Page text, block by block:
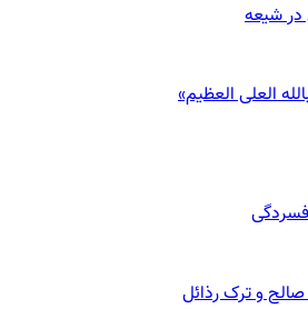
شیعه
العلی العظیم»
صالح و ترک رذائل